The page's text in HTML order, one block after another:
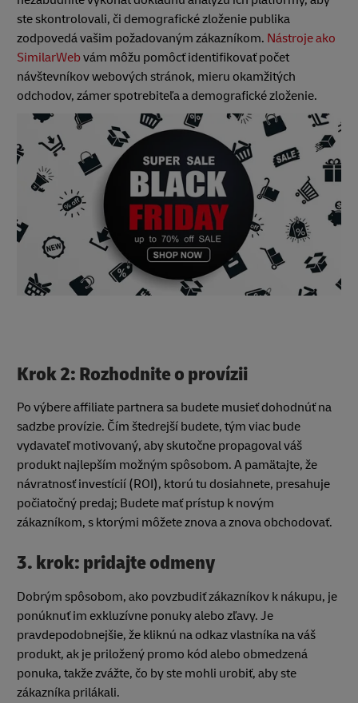
ste skontrolovali, či demografické zloženie publika
zodpovedá vašim požadovaným zákazníkom. Nástroje ako
SimilarWeb vám môžu pomôcť identifikovať počet
návštevníkov webových stránok, mieru okamžitých
odchodov, zámer spotrebiteľa a demografické zloženie.
Krok 2: Rozhodnite o provízii
Po výbere affiliate partnera sa budete musieť dohodnúť na
sadzbe provízie. Čím štedrejší budete, tým viac bude
vydavateľ motivovaný, aby skutočne propagoval váš
produkt najlepším možným spôsobom. A pamätajte, že
návratnosť investícií (ROI), ktorú tu dosiahnete, presahuje
počiatočný predaj; Budete mať prístup k novým
zákazníkom, s ktorými môžete znova a znova obchodovať.
3. krok: pridajte odmeny
Dobrým spôsobom, ako povzbudiť zákazníkov k nákupu, je
ponúknuť im exkluzívne ponuky alebo zľavy. Je
pravdepodobnejšie, že kliknú na odkaz vlastníka na váš
produkt, ak je priložený promo kód alebo obmedzená
ponuka, takže zvážte, čo by ste mohli urobiť, aby ste
zákazníka prilákali.